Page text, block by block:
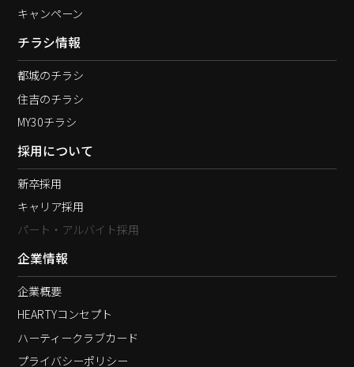
キャンペーン
チラシ情報
都城のチラシ
住吉のチラシ
MY30チラシ
採用について
新卒採用
キャリア採用
パート・アルバイト採用
企業情報
企業概要
HEARTYコンセプト
ハーティークラブカード
プライバシーポリシー